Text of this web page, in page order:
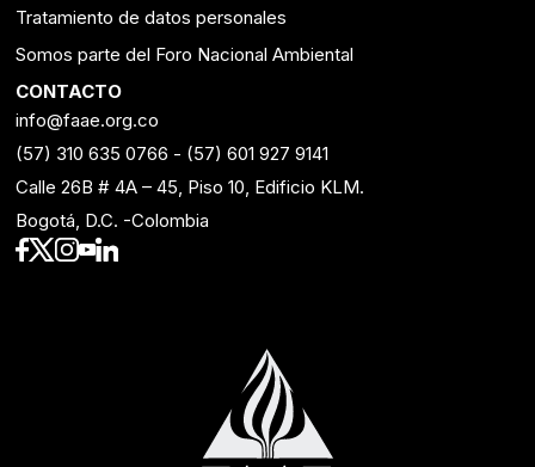
Tratamiento de datos personales
Somos parte del Foro Nacional Ambiental
CONTACTO
info@faae.org.co
(57) 310 635 0766 - (57) 601 927 9141
Calle 26B # 4A – 45, Piso 10, Edificio KLM.
Bogotá, D.C. -Colombia